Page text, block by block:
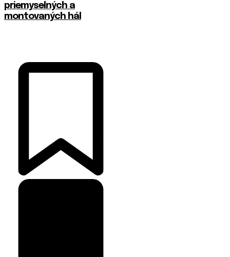
priemyselných a
montovaných hál